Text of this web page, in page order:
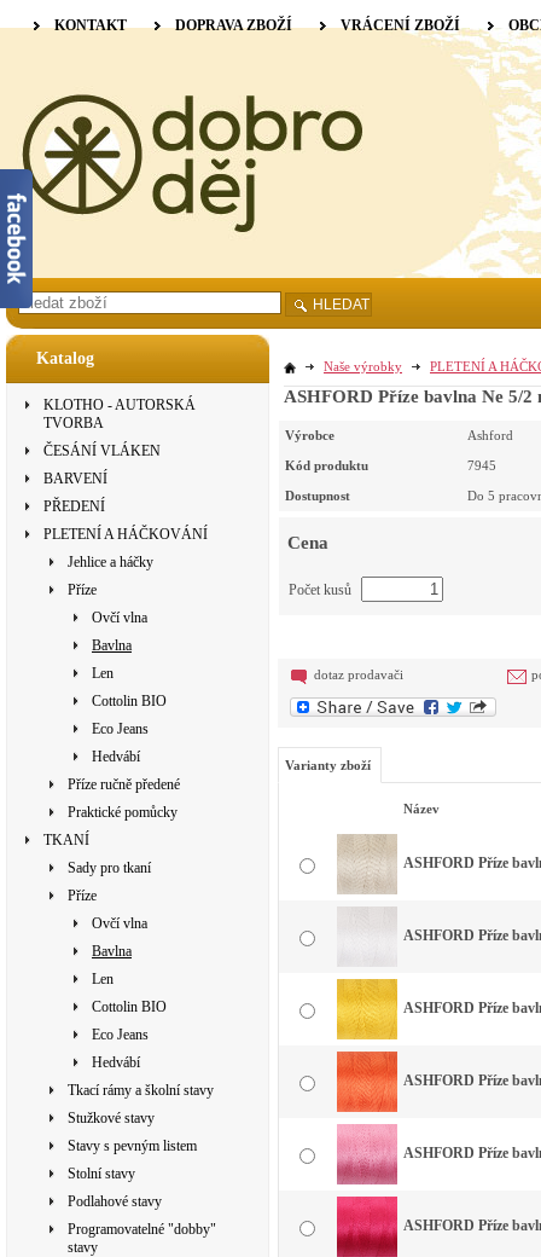
Katalog
KLOTHO - AUTORSKÁ
TVORBA
ČESÁNÍ VLÁKEN
BARVENÍ
PŘEDENÍ
PLETENÍ A HÁČKOVÁNÍ
Jehlice a háčky
Příze
Ovčí vlna
Bavlna
Len
Cottolin BIO
Eco Jeans
Hedvábí
Příze ručně předené
Praktické pomůcky
TKANÍ
Sady pro tkaní
Příze
Ovčí vlna
Bavlna
Len
Cottolin BIO
Eco Jeans
Hedvábí
Tkací rámy a školní stavy
Stužkové stavy
Stavy s pevným listem
Stolní stavy
Podlahové stavy
Programovatelné "dobby"
stavy
Naše výrobky PLETENÍ A
ASHFORD Příze bavlna Ne 5/
Výrobce Ashford
Kód produktu 7945
Dostupnost Do 5
Cena
Počet kusů
dotaz prodavači
Varianty zboží
Název
ASHFORD Příze
ASHFORD Příze
ASHFORD Příze
ASHFORD Příze
ASHFORD Příze
ASHFORD Příze
KONTAKT DOPRAVA ZBOŽÍ VRÁCENÍ ZBOŽÍ
HLEDAT